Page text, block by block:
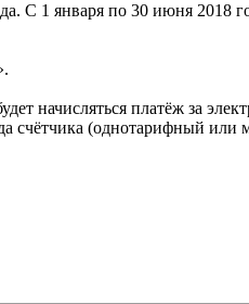
С 1 января по 30 июня 2018
начисляться платёж за
счётчика (однотарифный